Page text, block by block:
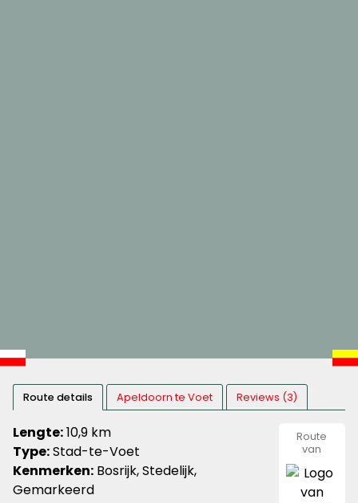
Route details Apeldoorn te Voet Reviews (3)
Lengte:10,9 km
Type:Stad-te-Voet
Kenmerken: Bosrijk, Stedelijk,
Gemarkeerd
Route
van